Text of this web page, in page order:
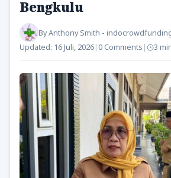
Bengkulu
ByAnthony Smith -
Updated: 16 Juli, 2026| 0 Comments | 3